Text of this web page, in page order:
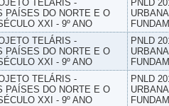
TELÁRIS -
PAÍSES DO NORTE E O
XXI - 9º ANO
PNLD
TELÁRIS -
PAÍSES DO NORTE E O
XXI - 9º ANO
PNLD
TELÁRIS -
PAÍSES DO NORTE E O
XXI - 9º ANO
PNLD